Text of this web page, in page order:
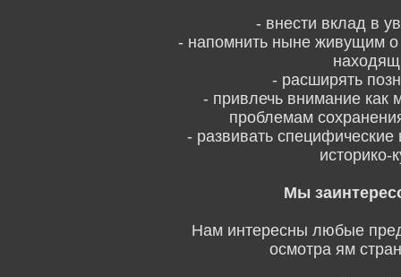
- внести вклад в
- напомнить ныне живущим о
- расширять
- привлечь внимание как
проблемам
- развивать
историко-
Мы
Нам интересны любые
осмотра ям